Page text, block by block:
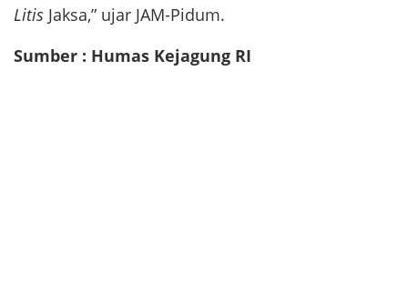
Litis Jaksa,” ujar JAM-Pidum.
Sumber : Humas Kejagung RI